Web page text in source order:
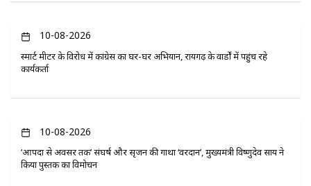
10-08-2026
स्मार्ट मीटर के विरोध में कांग्रेस का घर-घर अभियान, रायगढ़ के वार्डों में पहुंच रहे
कार्यकर्ता
10-08-2026
‘आपदा से अवसर तक’ संघर्ष और सृजन की गाथा ‘वरदान’, मुख्यमंत्री विष्णुदेव साय ने
किया पुस्तक का विमोचन